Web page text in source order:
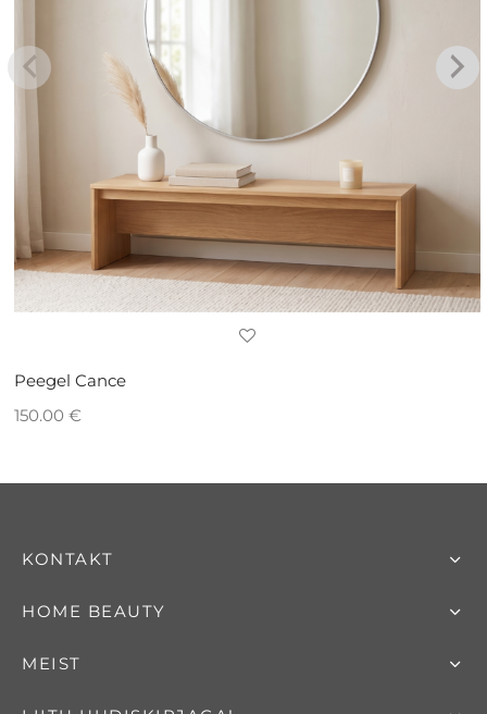
Peegel Cance
150.00€
HOME BEAUTY
MEIST
KONTAKT